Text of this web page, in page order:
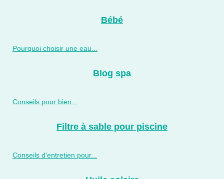
Bébé
Pourquoi choisir une eau...
Blog spa
Conseils pour bien...
Filtre à sable pour piscine
Conseils d'entretien pour...